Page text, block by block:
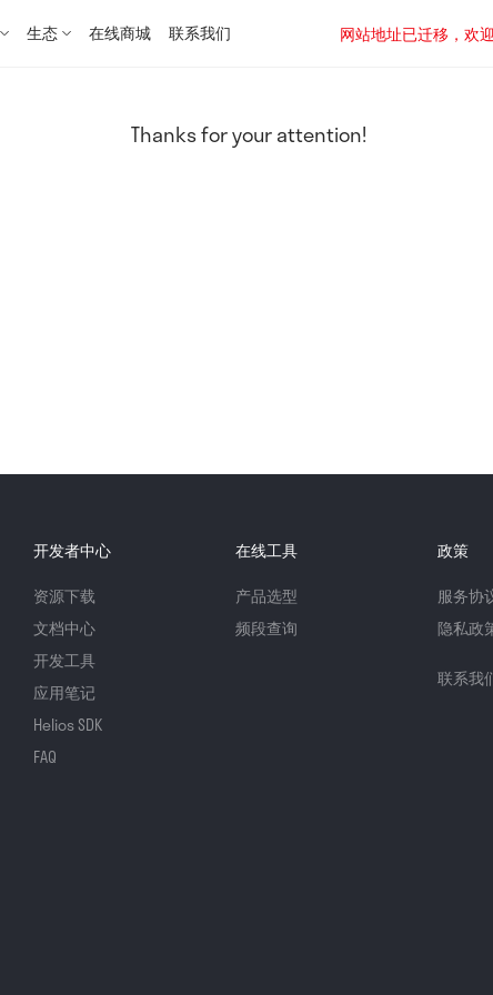
生态 在线商城 联系我们
网站地址已迁移，欢
Thanks for your attention!
开发者中心
资源下载
文档中心
开发工具
应用笔记
Helios SDK
FAQ
在线工具
产品选型
频段查询
政策
服务协
隐私政
联系我